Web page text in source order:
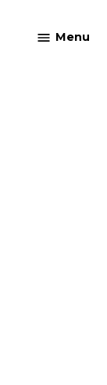
Menu